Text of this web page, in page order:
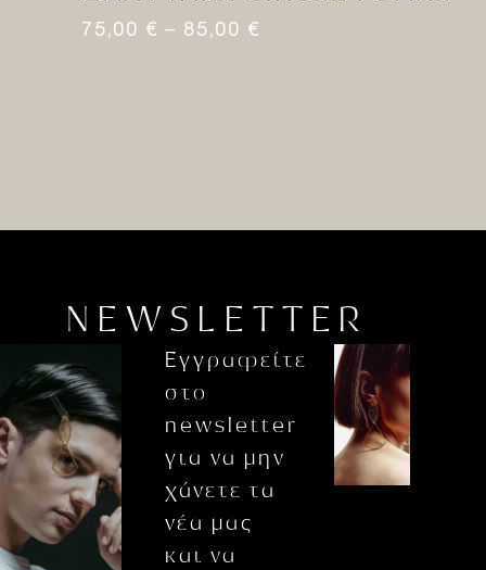
75,00 € – 85,00 €
NEWSLETTER
Εγγραφείτε
στο
newsletter
για να μην
χάνετε τα
νέα μας
και να